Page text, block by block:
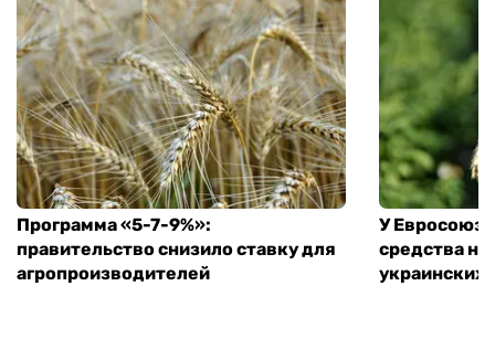
Программа «5-7-9%»:
правительство снизило ставку для
агропроизводителей
У
средства